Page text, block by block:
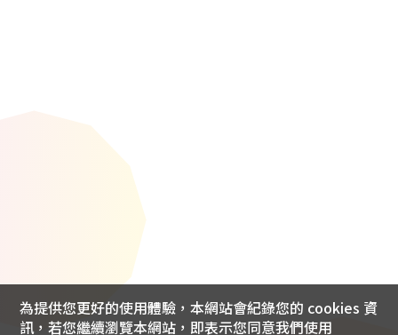
為提供您更好的使用體驗，本網站會紀錄您的 cookies 資
訊，若您繼續瀏覽本網站，即表示您同意我們使用